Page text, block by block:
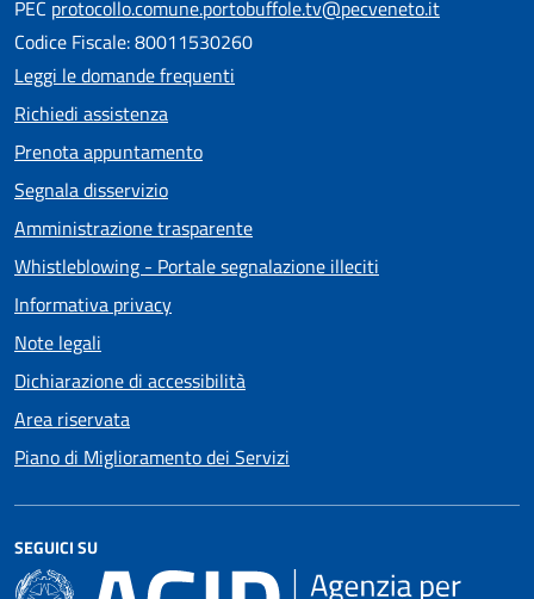
PEC protocollo.comune.portobuffole.tv@pecveneto.it
Codice Fiscale: 80011530260
Leggi le domande frequenti
Richiedi assistenza
Prenota appuntamento
Segnala disservizio
Amministrazione trasparente
Whistleblowing - Portale segnalazione illeciti
Informativa privacy
Note legali
Dichiarazione di accessibilità
Area riservata
Piano di Miglioramento dei Servizi
SEGUICI SU